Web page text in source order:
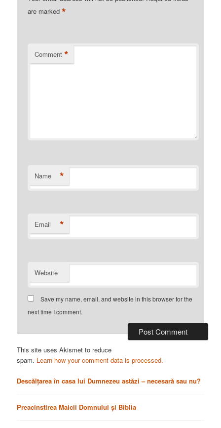
are marked*
Comment *
Name *
Email *
Website
Save my name, email, and website in this browser for the
next time I comment.
This site uses Akismet to reduce
spam. Learn how your comment data is processed.
Descălțarea în casa lui Dumnezeu astăzi – necesară sau nu?
Preacinstirea Maicii Domnului și Biblia